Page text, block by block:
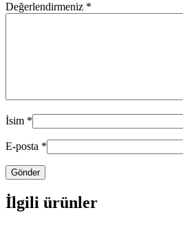
Değerlendirmeniz *
İsim *
E-posta *
İlgili ürünler